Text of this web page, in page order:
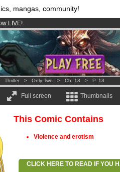
mangas, community!
LIVE!.
3.95 eurosper month !Get membership
and 1000 comics & mangas!.
Thriller > Only Two > Ch. 13 > P. 13
Full screen Thumbnails
This Comic Contains
Violence and erotism
CLICK HERE TO READ IF YOU